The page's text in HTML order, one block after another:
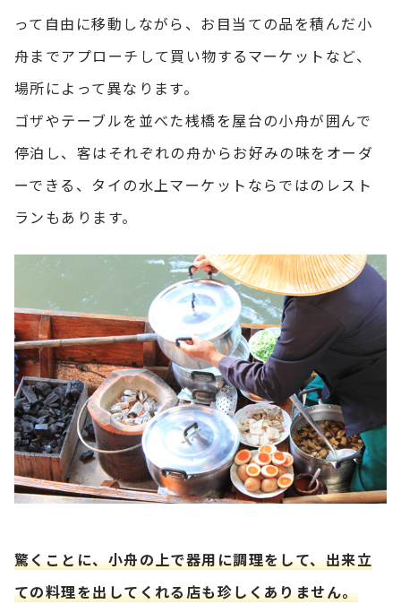
って自由に移動しながら、お目当ての品を積んだ小
舟までアプローチして買い物するマーケットなど、
場所によって異なります。
ゴザやテーブルを並べた桟橋を屋台の小舟が囲んで
停泊し、客はそれぞれの舟からお好みの味をオーダ
ーできる、タイの水上マーケットならではのレスト
ランもあります。
驚くことに、小舟の上で器用に調理をして、出来立
ての料理を出してくれる店も珍しくありません。